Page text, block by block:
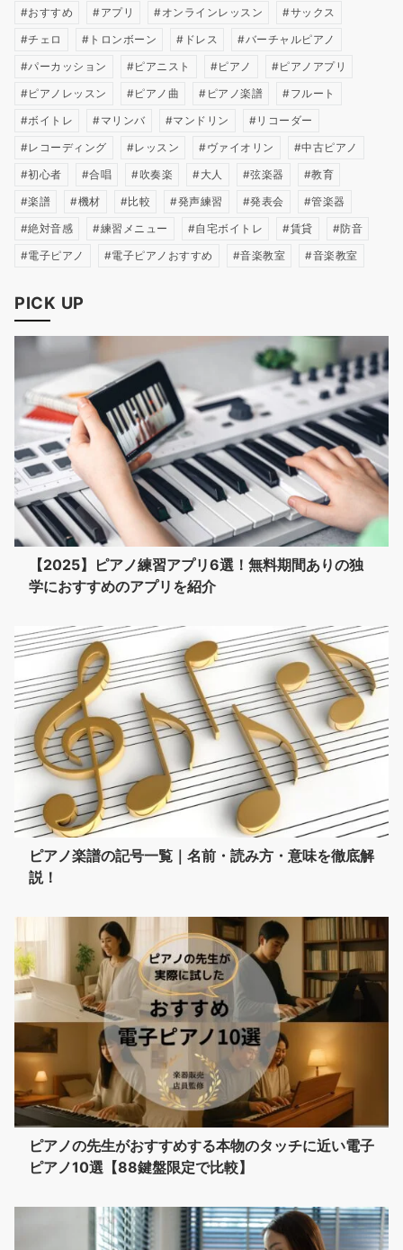
おすすめ アプリ オンラインレッスン
サックス
チェロ
トロンボーン ドレス
バーチャルピアノ
パーカッション
ピアニスト ピアノ
ピアノアプリ
ピアノレッスン
ピアノ曲 ピアノ楽譜
フルート
ボイトレ
マリンバ マンドリン
リコーダー
レコーディング
レッスン ヴァイオリン
中古ピアノ
初心者
合唱 吹奏楽 大人 弦楽器
教育
楽譜
機材 比較 発声練習 発表会
管楽器
絶対音感
練習メニュー 自宅ボイトレ 賃貸
防音
電子ピアノ
電子ピアノおすすめ 音楽教室 音楽教室
PICK UP
【2025】ピアノ練習アプリ6選！無料期間ありの独
学におすすめのアプリを紹介
ピアノ楽譜の記号一覧｜名前・読み方・意味を徹底解
説！
ピアノの先生がおすすめする本物のタッチに近い電子
ピアノ10選【88鍵盤限定で比較】